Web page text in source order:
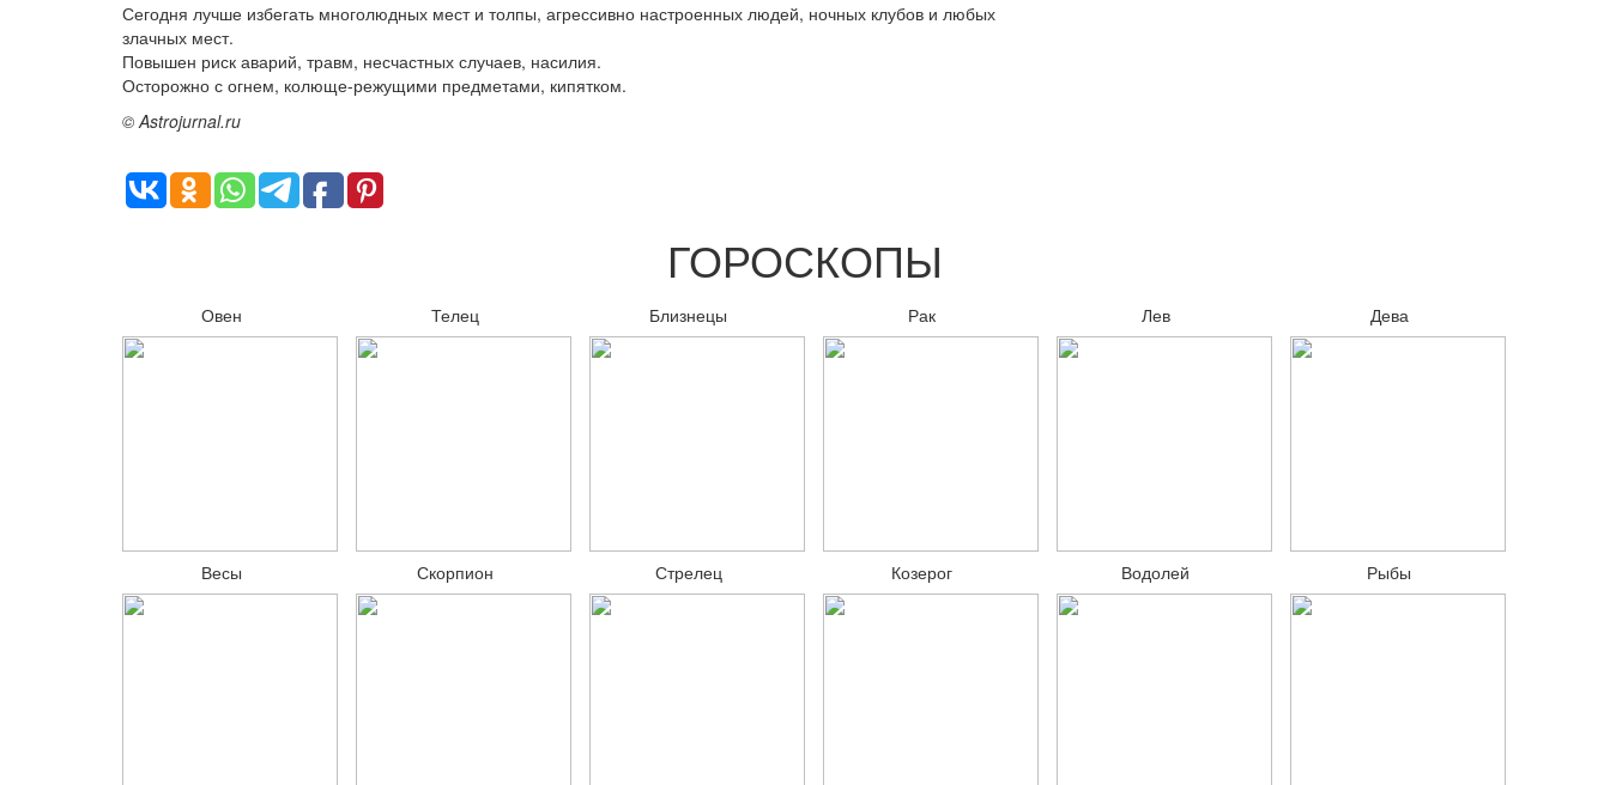
Сегодня лучше избегать многолюдных мест и толпы, агрессивно настроенных людей, ночных клубов и любых
злачных мест.
Повышен риск аварий, травм, несчастных случаев, насилия.
Осторожно с огнем, колюще-режущими предметами, кипятком.
© Astrojurnal.ru
ГОРОСКОПЫ
Овен Телец Близнецы Рак Лев Дева
Весы Скорпион Стрелец Козерог Водолей Рыбы